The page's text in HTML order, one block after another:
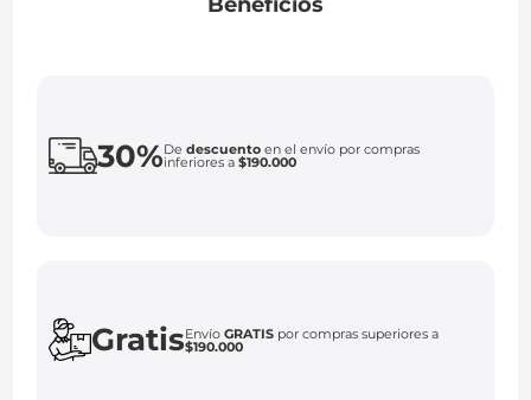
30%Dedescuento en el envío por compras
inferiores a$190.000
GratisEnvíoGRATIS por compras superiores a
$190.000